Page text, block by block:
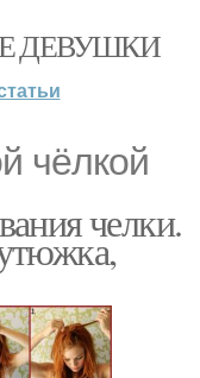
ДЕВУШКИ
чёлкой
челки.